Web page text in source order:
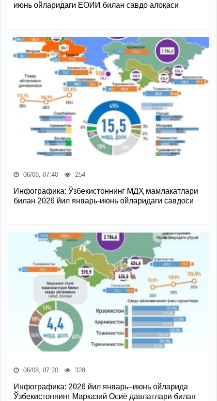
июнь ойларидаги ЕОИИ билан савдо алоқаси
06/08, 07:40 254
Инфографика: Ўзбекистоннинг МДҲ мамлакатлари
билан 2026 йил январь-июнь ойларидаги савдоси
06/08, 07:20 328
Инфографика: 2026 йил январь–июнь ойларида
Ўзбекистоннинг Марказий Осиё давлатлари билан